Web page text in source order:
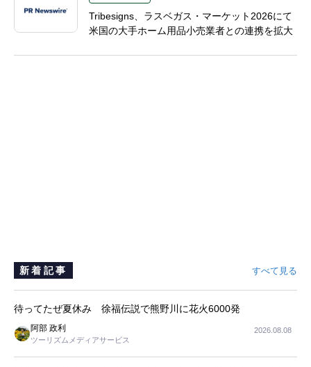
Tribesigns、ラスベガス・マーケット2026にて
米国の大手ホーム用品小売業者との連携を拡大
新着記事 すべて見る
待ってたぜ夏休み 徐福伝説で熊野川に花火6000発
阿部 政利
ツーリズムメディアサービス
2026.08.08